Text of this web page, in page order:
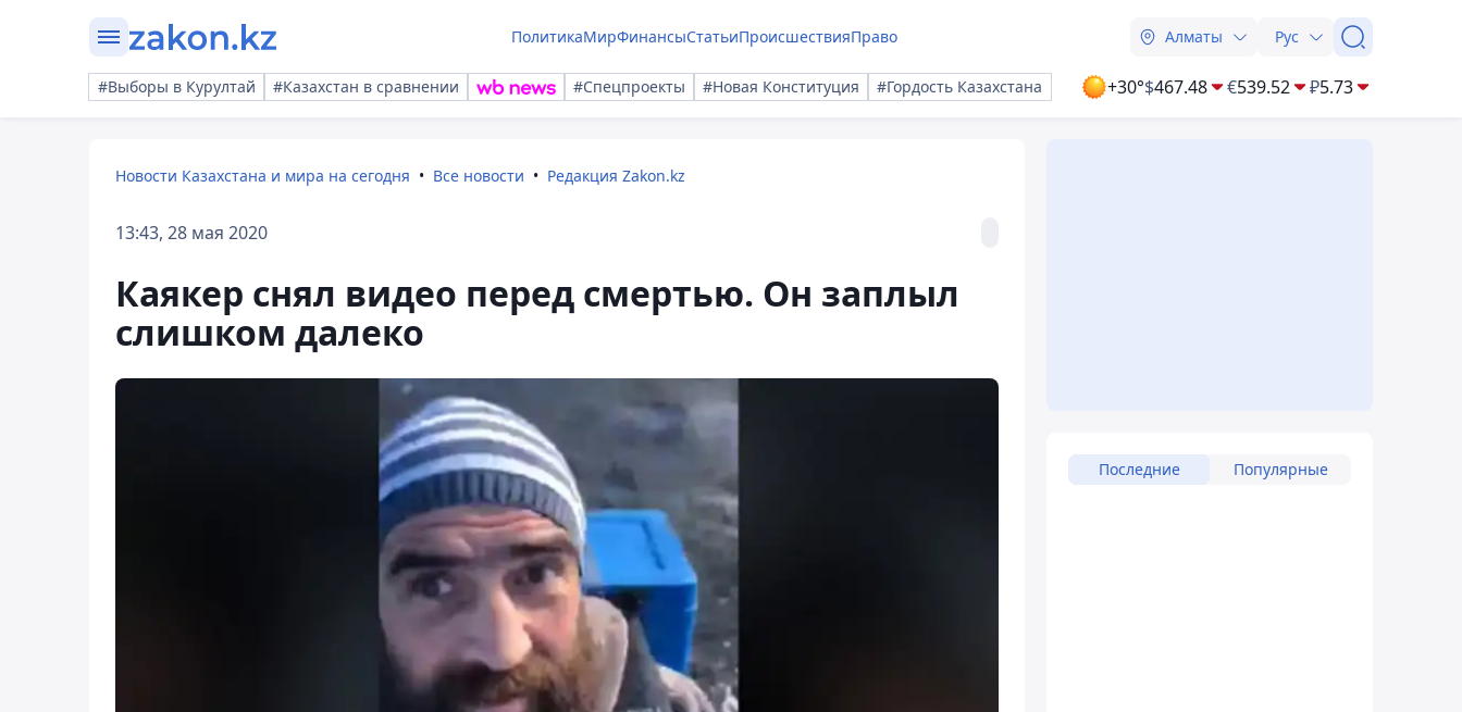
ПолитикаМирФинансыСтатьиПроисшествияПраво Алматы Рус
#Выборы в Курултай #Казахстан в сравнении #Спецпроекты #Новая Конституция #Гордость Казахстана +30°$467.48 €539.52 ₽5.73
Новости Казахстана и мира на сегодня Все новости Редакция Zakon.kz
13:43, 28 мая 2020
Каякер снял видео перед смертью. Он заплыл
слишком далеко
Последние Популярные